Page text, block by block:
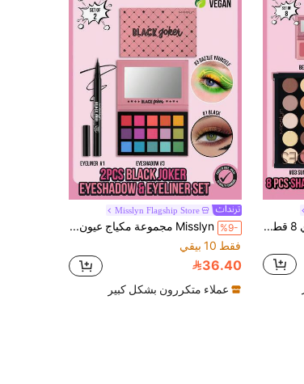
Misslyn مجموعة مكياج عاري 8 قطع من ، لوحة ظلال عيون عارية، بخاخ تثبيت، بودرة حواجب ثلاثية الألوان، هايلايتر وأحمر خدود، أحمر خدود، جل حواجب مكثف، آيلاينر سائل شوكولاتة مقاوم للماء، بودرة تحديد طويلة الأمد كريمية، أساس سحري موكا
Misslyn Flagship Store
%9-
Misslyn مجموعة مكياج عيون الدمية السوداء من - 2 قطعة، لوحة ظلال العيون السوداء للدمية مع 15 ظلال لامعة وخافتة بدرجات البني الدافئة لمكياج العيون الدخاني، قلم تحديد عيون سائل أسود طويل الأمد بنهاية حريرية ومقاوم للماء
فقط 10 بيقي
36.40
عملاء متكررون بشكل كبير